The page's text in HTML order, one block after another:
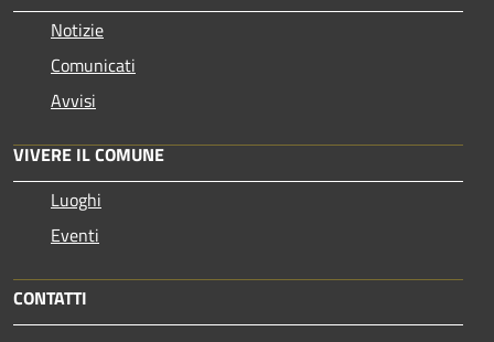
Notizie
Comunicati
Avvisi
VIVERE IL COMUNE
Luoghi
Eventi
CONTATTI